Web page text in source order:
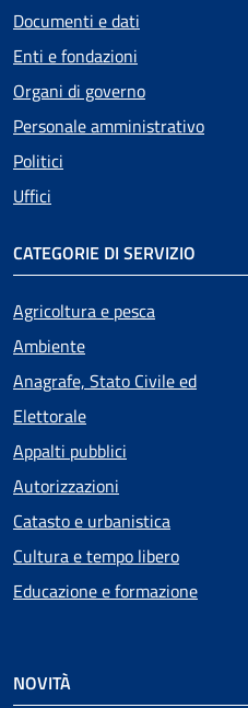
Documenti e dati
Enti e fondazioni
Organi di governo
Personale amministrativo
Politici
Uffici
CATEGORIE DI SERVIZIO
Agricoltura e pesca
Ambiente
Anagrafe, Stato Civile ed
Elettorale
Appalti pubblici
Autorizzazioni
Catasto e urbanistica
Cultura e tempo libero
Educazione e formazione
NOVITÀ